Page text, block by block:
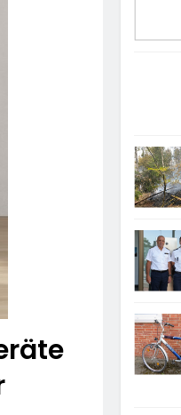
Angedotzt: Hinweise
Osthessen – Evtl. In
POL-OF: Wo
4. August 2026
In Frankfurt Gestoppt-